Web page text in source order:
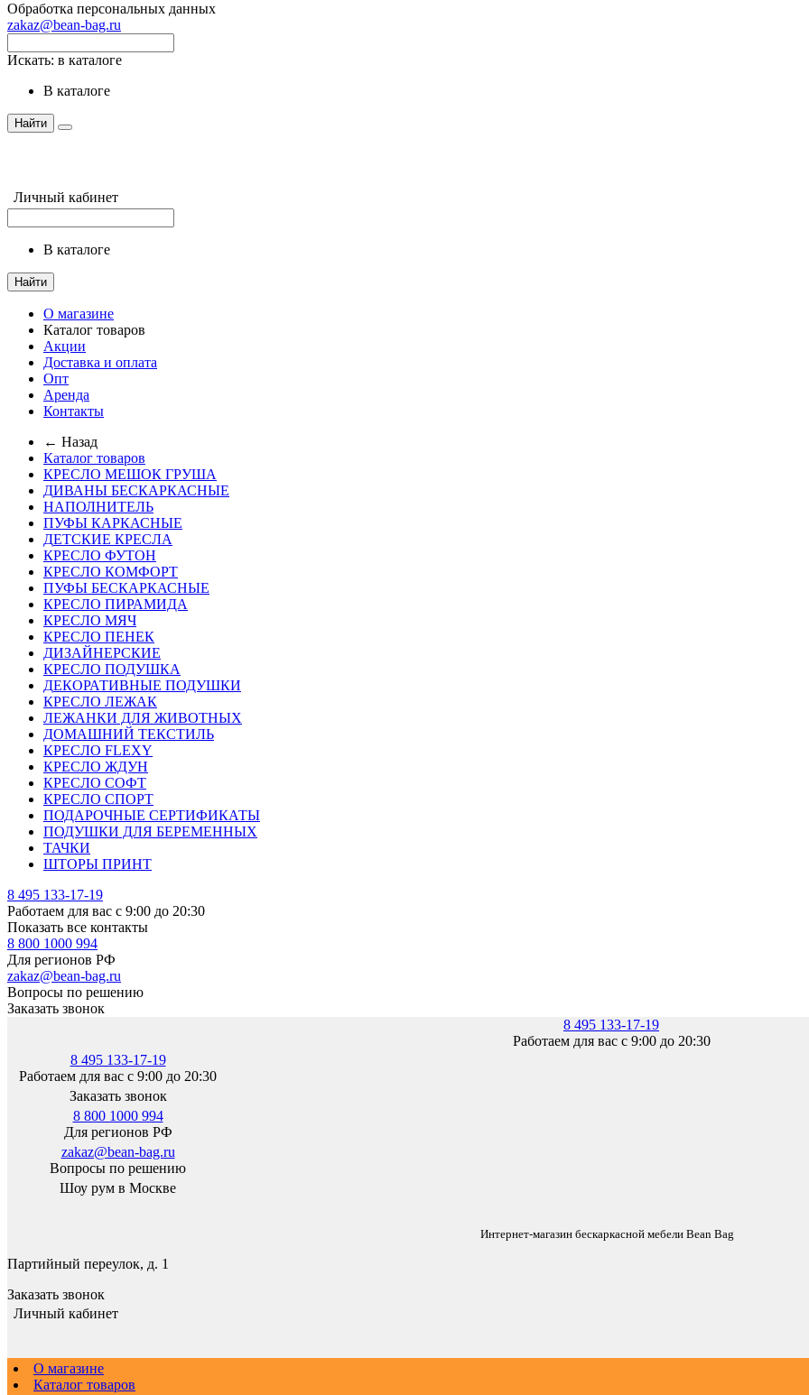
Обработка персональных данных
zakaz@bean-bag.ru
Искать: в каталоге
в каталоге
Найти
Личный кабинет
в каталоге
Найти
О магазине
Каталог товаров
Акции
Доставка и оплата
Опт
Аренда
Контакты
← Назад
Каталог товаров
КРЕСЛО МЕШОК ГРУША
ДИВАНЫ БЕСКАРКАСНЫЕ
НАПОЛНИТЕЛЬ
ПУФЫ КАРКАСНЫЕ
ДЕТСКИЕ КРЕСЛА
КРЕСЛО ФУТОН
КРЕСЛО КОМФОРТ
ПУФЫ БЕСКАРКАСНЫЕ
КРЕСЛО ПИРАМИДА
КРЕСЛО МЯЧ
КРЕСЛО ПЕНЕК
ДИЗАЙНЕРСКИЕ
КРЕСЛО ПОДУШКА
ДЕКОРАТИВНЫЕ ПОДУШКИ
КРЕСЛО ЛЕЖАК
ЛЕЖАНКИ ДЛЯ ЖИВОТНЫХ
ДОМАШНИЙ ТЕКСТИЛЬ
КРЕСЛО FLEXY
КРЕСЛО ЖДУН
КРЕСЛО СОФТ
КРЕСЛО СПОРТ
ПОДАРОЧНЫЕ СЕРТИФИКАТЫ
ПОДУШКИ ДЛЯ БЕРЕМЕННЫХ
ТАЧКИ
ШТОРЫ ПРИНТ
8 495 133-17-19
Работаем для вас с 9:00 до 20:30
Показать все контакты
8 800 1000 994
Для регионов РФ
zakaz@bean-bag.ru
Вопросы по решению
Заказать звонок
8 495 133-17-19
Работаем для вас с 9:00 до 20:30
8 495 133-17-19
Работаем для вас с 9:00 до 20:30
Заказать звонок
8 800 1000 994
Для регионов РФ
zakaz@bean-bag.ru
Вопросы по решению
Шоу рум в Москве
Интернет-магазин бескаркасной мебели Bean Bag
Партийный переулок, д. 1
Заказать звонок
Личный кабинет
О магазине
Каталог товаров